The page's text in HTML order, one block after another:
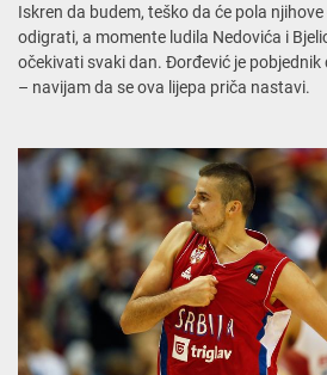
Iskren da budem, teško da će pola
odigrati, a momente ludila Nedovića i
očekivati svaki dan. Đorđević je pobjednik
– navijam da se ova lijepa priča nastavi.